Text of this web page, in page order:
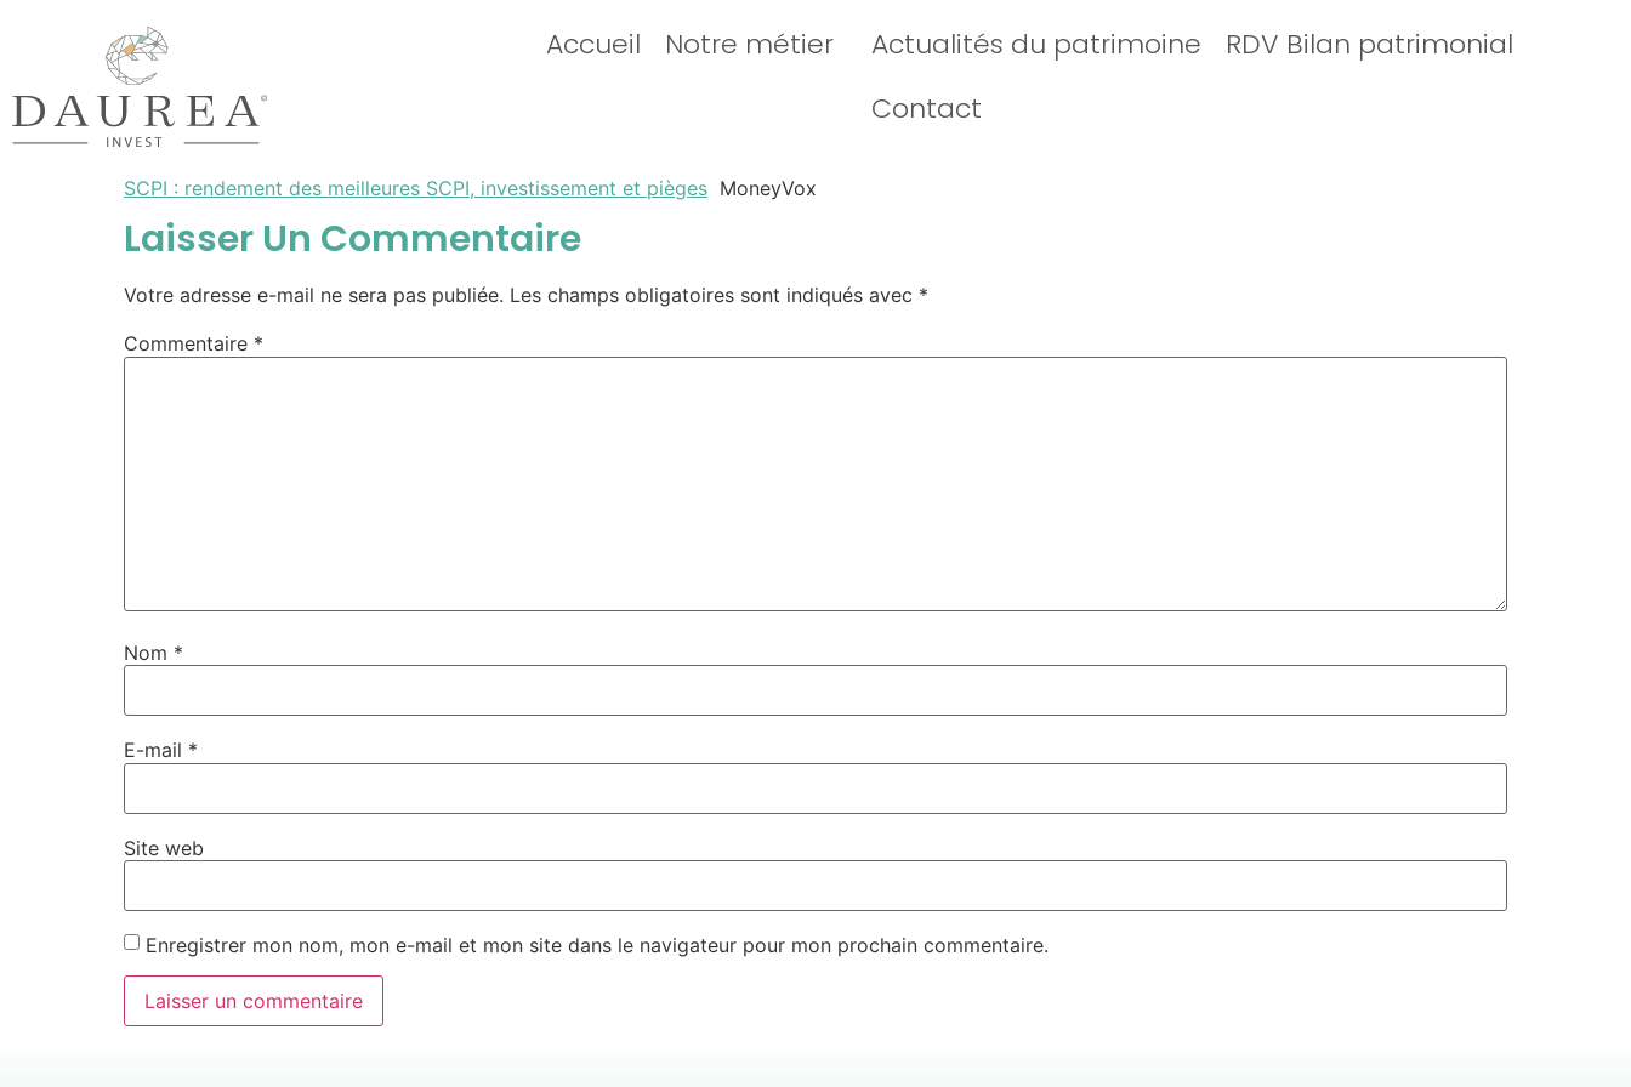
Accueil Notre métier Actualités du patrimoine
RDV Bilan patrimonial
Contact
SCPI : rendement des meilleures SCPI, investissement et pièges MoneyVox
Laisser Un Commentaire
Votre adresse e-mail ne sera pas publiée. Les champs obligatoires sont indiqués avec *
Commentaire *
Nom *
E-mail *
Site web
Enregistrer mon nom, mon e-mail et mon site dans le navigateur pour mon prochain commentaire.